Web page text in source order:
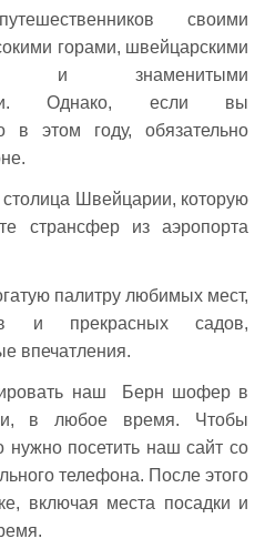
своими
горами, швейцарскими
и знаменитыми
Однако, если вы
в этом году, обязательно
Швейцарии, которую
странсфер из аэропорта
палитру любимых мест,
и прекрасных садов,
впечатления.
наш Берн шоферв
в любое время. Чтобы
нужно посетить наш сайт со
телефона. После этого
включая места посадки и